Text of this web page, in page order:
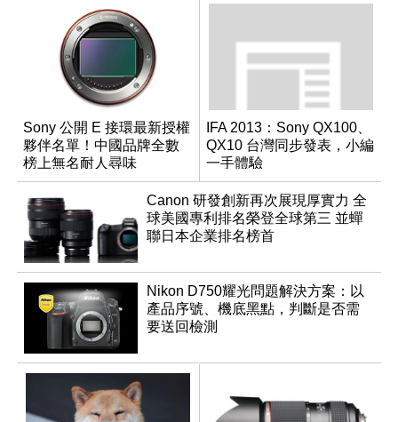
Sony 公開 E 接環最新授權
夥伴名單！中國品牌全數
榜上無名耐人尋味
IFA 2013：Sony QX100、
QX10 台灣同步發表，小編
一手體驗
Canon 研發創新再次展現厚實力 全
球美國專利排名榮登全球第三 並蟬
聯日本企業排名榜首
Nikon D750耀光問題解決方案：以
產品序號、機底黑點，判斷是否需
要送回檢測